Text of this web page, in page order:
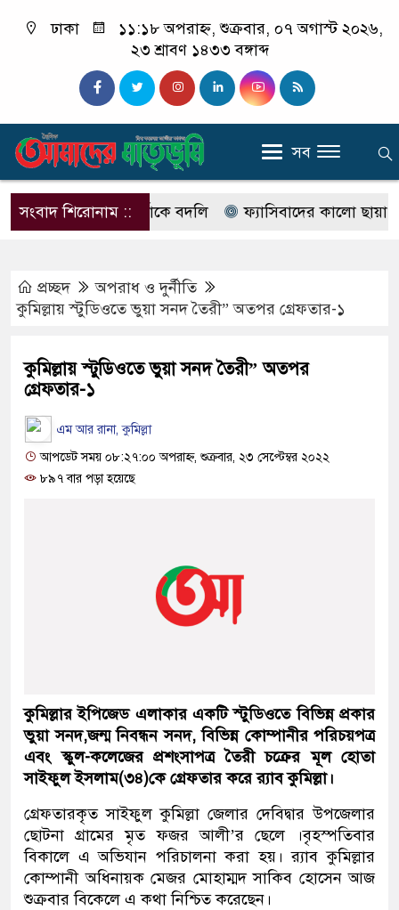
ঢাকা
১১:১৮ অপরাহ্ন, শুক্রবার, ০৭ অগাস্ট ২০২৬,
২৩ শ্রাবণ ১৪৩৩ বঙ্গাব্দ
সব
সংবাদ শিরোনাম ::
ঊর্ধ্বতন কর্মকর্তাকে বদলি ফ্যাসিবাদের কালো ছায়া
প্রচ্ছদ
অপরাধ ‍ও দুর্নীতি
কুমিল্লায় স্টুডিওতে ভুয়া সনদ তৈরী” অতপর গ্রেফতার-১
কুমিল্লায় স্টুডিওতে ভুয়া সনদ তৈরী” অতপর
গ্রেফতার-১
এম আর রানা, কুমিল্লা
আপডেট সময় ০৮:২৭:০০ অপরাহ্ন, শুক্রবার, ২৩ সেপ্টেম্বর ২০২২
৮৯৭ বার পড়া হয়েছে
কুমিল্লার ইপিজেড এলাকার একটি স্টুডিওতে বিভিন্ন প্রকার
ভুয়া সনদ,জন্ম নিবন্ধন সনদ, বিভিন্ন কোম্পানীর পরিচয়পত্র
এবং স্কুল-কলেজের প্রশংসাপত্র তৈরী চক্রের মূল হোতা
সাইফুল ইসলাম(৩৪)কে গ্রেফতার করে র‌্যাব কুমিল্লা।
গ্রেফতারকৃত সাইফুল কুমিল্লা জেলার দেবিদ্বার উপজেলার
ছোটনা গ্রামের মৃত ফজর আলী’র ছেলে ।বৃহস্পতিবার
বিকালে এ অভিযান পরিচালনা করা হয়। র‌্যাব কুমিল্লার
কোম্পানী অধিনায়ক মেজর মোহাম্মদ সাকিব হোসেন আজ
শুক্রবার বিকেলে এ কথা নিশ্চিত করেছেন।